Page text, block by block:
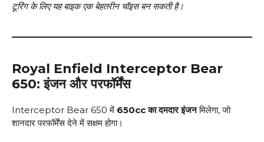
टूरिंग के लिए यह बाइक एक बेहतरीन चॉइस बन सकती है।
Royal Enfield Interceptor Bear
650: इंजन और परफॉर्मेंस
Interceptor Bear 650 में 650cc का दमदार इंजनमिलेगा, जो
शानदार परफॉर्मेंस देने में सक्षम होगा।